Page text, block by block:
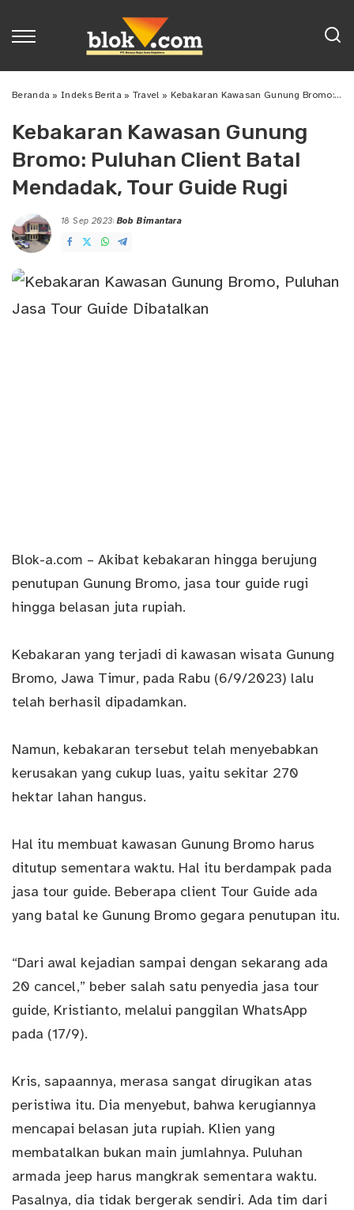
Beranda »Indeks Berita » Travel » Kebakaran Kawasan Gunung Bromo: Puluhan Client Batal Mendadak, Tour Guide Rugi
Kebakaran Kawasan Gunung
Bromo: Puluhan Client Batal
Mendadak, Tour Guide Rugi
18 Sep 2023
Posted
by
Bob Bimantara
Blok-a.com – Akibat kebakaran hingga berujung
penutupan Gunung Bromo, jasa tour guide rugi
hingga belasan juta rupiah.
Kebakaran yang terjadi di kawasan wisata Gunung
Bromo, Jawa Timur, pada Rabu (6/9/2023) lalu
telah berhasil dipadamkan.
Namun, kebakaran tersebut telah menyebabkan
kerusakan yang cukup luas, yaitu sekitar 270
hektar lahan hangus.
Hal itu membuat kawasan Gunung Bromo harus
ditutup sementara waktu. Hal itu berdampak pada
jasa tour guide. Beberapa client Tour Guide ada
yang batal ke Gunung Bromo gegara penutupan itu.
“Dari awal kejadian sampai dengan sekarang ada
20 cancel,” beber salah satu penyedia jasa tour
guide, Kristianto, melalui panggilan WhatsApp
pada (17/9).
Kris, sapaannya, merasa sangat dirugikan atas
peristiwa itu. Dia menyebut, bahwa kerugiannya
mencapai belasan juta rupiah. Klien yang
membatalkan bukan main jumlahnya. Puluhan
armada jeep harus mangkrak sementara waktu.
Pasalnya, dia tidak bergerak sendiri. Ada tim dari